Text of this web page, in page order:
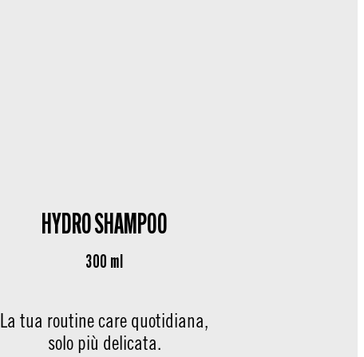
HYDRO SHAMPOO​
300 ml
La tua routine care quotidiana,
solo più delicata.